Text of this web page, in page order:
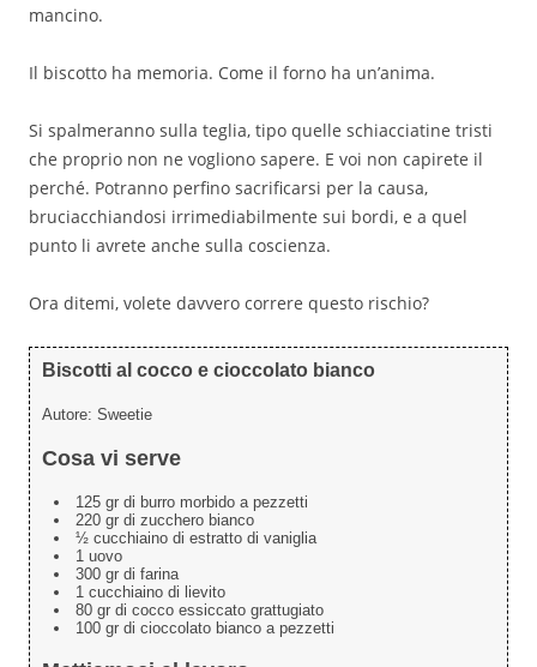
mancino.
Il biscotto ha memoria. Come il forno ha un’anima.
Si spalmeranno sulla teglia, tipo quelle schiacciatine tristi
che proprio non ne vogliono sapere. E voi non capirete il
perché. Potranno perfino sacrificarsi per la causa,
bruciacchiandosi irrimediabilmente sui bordi, e a quel
punto li avrete anche sulla coscienza.
Ora ditemi, volete davvero correre questo rischio?
Biscotti al cocco e cioccolato bianco
Autore: Sweetie
Cosa vi serve
125 gr di burro morbido a pezzetti
220 gr di zucchero bianco
½ cucchiaino di estratto di vaniglia
1 uovo
300 gr di farina
1 cucchiaino di lievito
80 gr di cocco essiccato grattugiato
100 gr di cioccolato bianco a pezzetti